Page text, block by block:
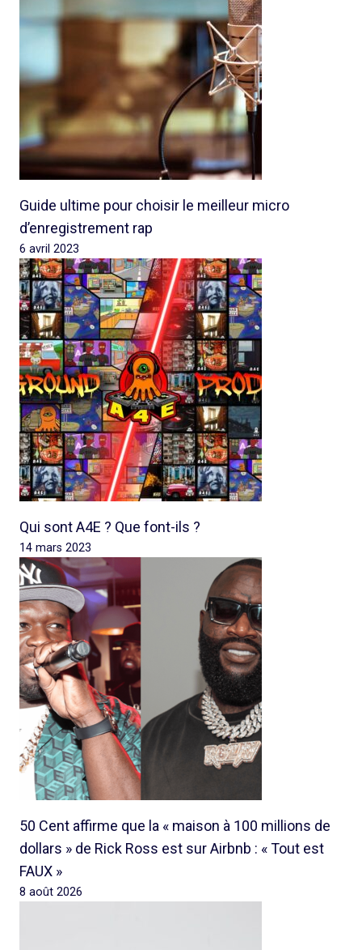
Guide ultime pour choisir le meilleur micro
d’enregistrement rap
6 avril 2023
Qui sont A4E ? Que font-ils ?
14 mars 2023
50 Cent affirme que la « maison à 100 millions de
dollars » de Rick Ross est sur Airbnb : « Tout est
FAUX »
8 août 2026